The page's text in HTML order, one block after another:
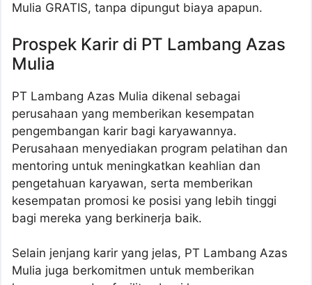
Mulia GRATIS, tanpa dipungut biaya apapun.
Prospek Karir di PT Lambang Azas
Mulia
PT Lambang Azas Mulia dikenal sebagai
perusahaan yang memberikan kesempatan
pengembangan karir bagi karyawannya.
Perusahaan menyediakan program pelatihan dan
mentoring untuk meningkatkan keahlian dan
pengetahuan karyawan, serta memberikan
kesempatan promosi ke posisi yang lebih tinggi
bagi mereka yang berkinerja baik.
Selain jenjang karir yang jelas, PT Lambang Azas
Mulia juga berkomitmen untuk memberikan